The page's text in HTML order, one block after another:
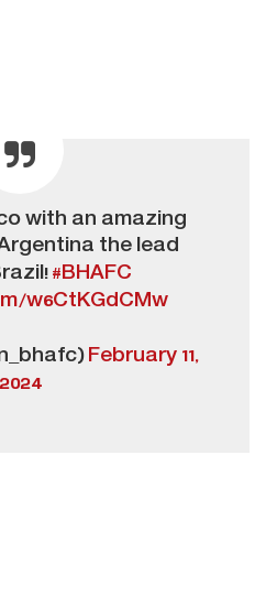
with an amazing
the lead
#BHAFC
w6CtKGdCMw
February 11,
2024